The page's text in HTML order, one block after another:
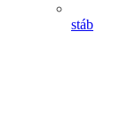
stáb